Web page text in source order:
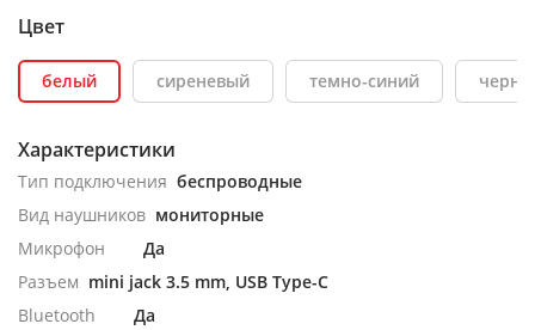
Цвет
белый сиреневый темно-синий
Характеристики
Тип подключения беспроводные
Вид наушников мониторные
Микрофон
Да
Разъем mini jack 3.5 mm, USB Type-C
Bluetooth
Да